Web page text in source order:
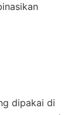
dipakai di